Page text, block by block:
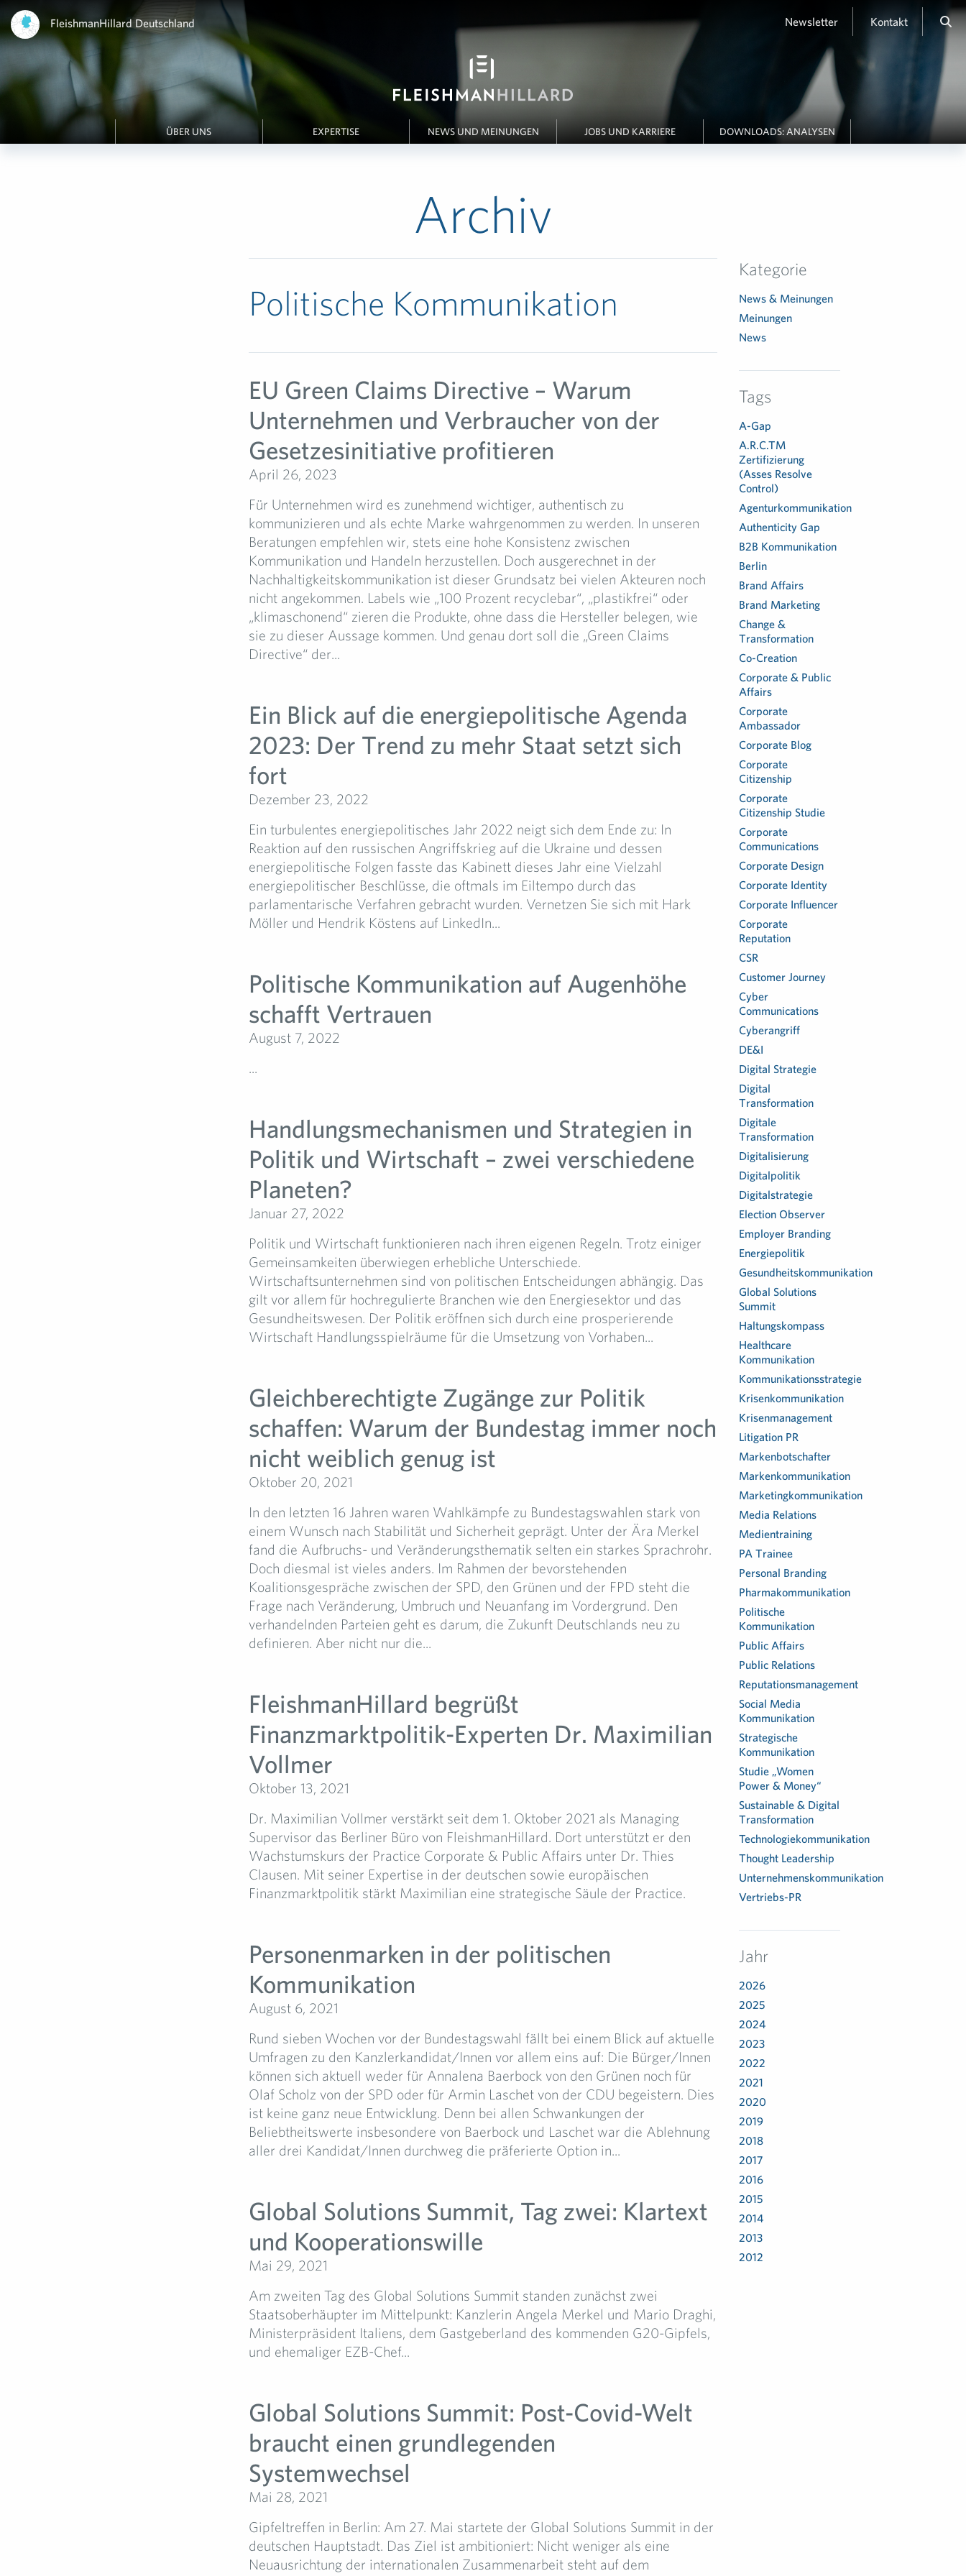
FleishmanHillard Deutschland Newsletter Kontakt
ÜBER UNS EXPERTISE NEWS UND MEINUNGEN JOBS UND KARRIERE DOWNLOADS: ANALYSEN
Archiv
Politische Kommunikation
EU Green Claims Directive – Warum
Unternehmen und Verbraucher von der
Gesetzesinitiative profitieren
April 26, 2023
Für Unternehmen wird es zunehmend wichtiger, authentisch zu
kommunizieren und als echte Marke wahrgenommen zu werden. In unseren
Beratungen empfehlen wir, stets eine hohe Konsistenz zwischen
Kommunikation und Handeln herzustellen. Doch ausgerechnet in der
Nachhaltigkeitskommunikation ist dieser Grundsatz bei vielen Akteuren noch
nicht angekommen. Labels wie „100 Prozent recyclebar“, „plastikfrei“ oder
„klimaschonend“ zieren die Produkte, ohne dass die Hersteller belegen, wie
sie zu dieser Aussage kommen. Und genau dort soll die „Green Claims
Directive“ der...
Ein Blick auf die energiepolitische Agenda
2023: Der Trend zu mehr Staat setzt sich
fort
Dezember 23, 2022
Ein turbulentes energiepolitisches Jahr 2022 neigt sich dem Ende zu: In
Reaktion auf den russischen Angriffskrieg auf die Ukraine und dessen
energiepolitische Folgen fasste das Kabinett dieses Jahr eine Vielzahl
energiepolitischer Beschlüsse, die oftmals im Eiltempo durch das
parlamentarische Verfahren gebracht wurden. Vernetzen Sie sich mit Hark
Möller und Hendrik Köstens auf LinkedIn...
Politische Kommunikation auf Augenhöhe
schafft Vertrauen
August 7, 2022
...
Handlungsmechanismen und Strategien in
Politik und Wirtschaft – zwei verschiedene
Planeten?
Januar 27, 2022
Politik und Wirtschaft funktionieren nach ihren eigenen Regeln. Trotz einiger
Gemeinsamkeiten überwiegen erhebliche Unterschiede.
Wirtschaftsunternehmen sind von politischen Entscheidungen abhängig. Das
gilt vor allem für hochregulierte Branchen wie den Energiesektor und das
Gesundheitswesen. Der Politik eröffnen sich durch eine prosperierende
Wirtschaft Handlungsspielräume für die Umsetzung von Vorhaben...
Gleichberechtigte Zugänge zur Politik
schaffen: Warum der Bundestag immer noch
nicht weiblich genug ist
Oktober 20, 2021
In den letzten 16 Jahren waren Wahlkämpfe zu Bundestagswahlen stark von
einem Wunsch nach Stabilität und Sicherheit geprägt. Unter der Ära Merkel
fand die Aufbruchs- und Veränderungsthematik selten ein starkes Sprachrohr.
Doch diesmal ist vieles anders. Im Rahmen der bevorstehenden
Koalitionsgespräche zwischen der SPD, den Grünen und der FPD steht die
Frage nach Veränderung, Umbruch und Neuanfang im Vordergrund. Den
verhandelnden Parteien geht es darum, die Zukunft Deutschlands neu zu
definieren. Aber nicht nur die...
FleishmanHillard begrüßt
Finanzmarktpolitik-Experten Dr. Maximilian
Vollmer
Oktober 13, 2021
Dr. Maximilian Vollmer verstärkt seit dem 1. Oktober 2021 als Managing
Supervisor das Berliner Büro von FleishmanHillard. Dort unterstützt er den
Wachstumskurs der Practice Corporate & Public Affairs unter Dr. Thies
Clausen. Mit seiner Expertise in der deutschen sowie europäischen
Finanzmarktpolitik stärkt Maximilian eine strategische Säule der Practice.
Personenmarken in der politischen
Kommunikation
August 6, 2021
Rund sieben Wochen vor der Bundestagswahl fällt bei einem Blick auf aktuelle
Umfragen zu den Kanzlerkandidat/Innen vor allem eins auf: Die Bürger/Innen
können sich aktuell weder für Annalena Baerbock von den Grünen noch für
Olaf Scholz von der SPD oder für Armin Laschet von der CDU begeistern. Dies
ist keine ganz neue Entwicklung. Denn bei allen Schwankungen der
Beliebtheitswerte insbesondere von Baerbock und Laschet war die Ablehnung
aller drei Kandidat/Innen durchweg die präferierte Option in...
Global Solutions Summit, Tag zwei: Klartext
und Kooperationswille
Mai 29, 2021
Am zweiten Tag des Global Solutions Summit standen zunächst zwei
Staatsoberhäupter im Mittelpunkt: Kanzlerin Angela Merkel und Mario Draghi,
Ministerpräsident Italiens, dem Gastgeberland des kommenden G20-Gipfels,
und ehemaliger EZB-Chef...
Global Solutions Summit: Post-Covid-Welt
braucht einen grundlegenden
Systemwechsel
Mai 28, 2021
Gipfeltreffen in Berlin: Am 27. Mai startete der Global Solutions Summit in der
deutschen Hauptstadt. Das Ziel ist ambitioniert: Nicht weniger als eine
Neuausrichtung der internationalen Zusammenarbeit steht auf dem
Kategorie
News & Meinungen
Meinungen
News
Tags
A-Gap
A.R.C.TM
Zertifizierung
(Asses Resolve
Control)
Agenturkommunikation
Authenticity Gap
B2B Kommunikation
Berlin
Brand Affairs
Brand Marketing
Change &
Transformation
Co-Creation
Corporate & Public
Affairs
Corporate
Ambassador
Corporate Blog
Corporate
Citizenship
Corporate
Citizenship Studie
Corporate
Communications
Corporate Design
Corporate Identity
Corporate Influencer
Corporate
Reputation
CSR
Customer Journey
Cyber
Communications
Cyberangriff
DE&I
Digital Strategie
Digital
Transformation
Digitale
Transformation
Digitalisierung
Digitalpolitik
Digitalstrategie
Election Observer
Employer Branding
Energiepolitik
Gesundheitskommunikation
Global Solutions
Summit
Haltungskompass
Healthcare
Kommunikation
Kommunikationsstrategie
Krisenkommunikation
Krisenmanagement
Litigation PR
Markenbotschafter
Markenkommunikation
Marketingkommunikation
Media Relations
Medientraining
PA Trainee
Personal Branding
Pharmakommunikation
Politische
Kommunikation
Public Affairs
Public Relations
Reputationsmanagement
Social Media
Kommunikation
Strategische
Kommunikation
Studie „Women
Power & Money“
Sustainable & Digital
Transformation
Technologiekommunikation
Thought Leadership
Unternehmenskommunikation
Vertriebs-PR
Jahr
2026
2025
2024
2023
2022
2021
2020
2019
2018
2017
2016
2015
2014
2013
2012